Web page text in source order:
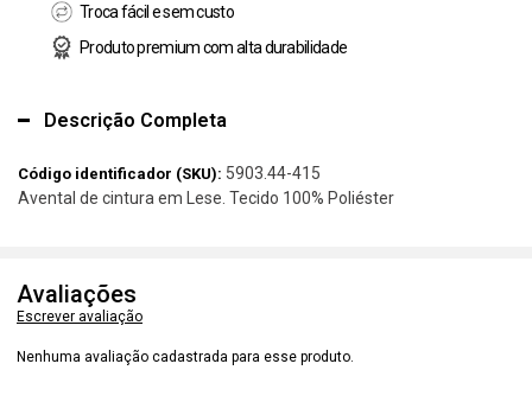
Troca fácil e sem custo
Produto premium com alta durabilidade
Descrição Completa
Código identificador (SKU): 5903.44-415
Avental de cintura em Lese. Tecido 100% Poliéster
Avaliações
Escrever avaliação
Nenhuma avaliação cadastrada para esse produto.